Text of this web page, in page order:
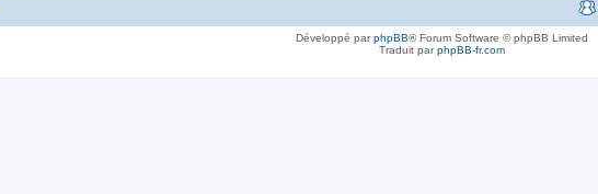
Développé parphpBB® Forum Software © phpBB Limited
Traduit parphpBB-fr.com